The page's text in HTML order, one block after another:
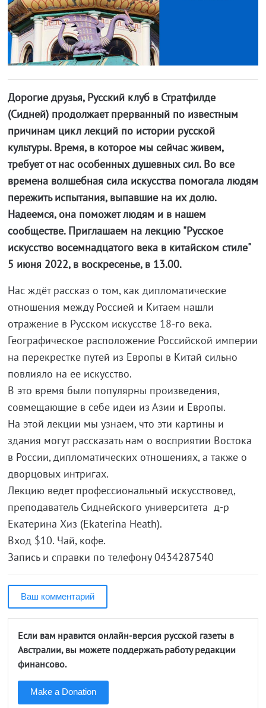
Дорогие друзья, Русский клуб в Стратфилде
(Сидней) продолжает прерванный по известным
причинам цикл лекций по истории русской
культуры. Время, в которое мы сейчас живем,
требует от нас особенных душевных сил. Во все
времена волшебная сила искусства помогала людям
пережить испытания, выпавшие на их долю.
Надеемся, она поможет людям и в нашем
сообществе. Приглашаем на лекцию "Русское
искусство восемнадцатого века в китайском стиле"
5 июня 2022, в воскресенье, в 13.00.
Нас ждёт рассказ о том, как дипломатические
отношения между Россией и Китаем нашли
отражение в Русском искусстве 18-го века.
Географическое расположение Российской империи
на перекрестке путей из Европы в Китай сильно
повлияло на ее искусство.
В это время были популярны произведения,
совмещающие в себе идеи из Азии и Европы.
На этой лекции мы узнаем, что эти картины и
здания могут рассказать нам о восприятии Востока
в России, дипломатических отношениях, а также о
дворцовых интригах.
Лекцию ведет профессиональный искусствовед,
преподаватель Сиднейского университета д-р
Екатерина Хиз (Ekaterina Heath).
Вход $10. Чай, кофе.
Запись и справки по телефону 0434287540
Ваш комментарий
Если вам нравится онлайн-версия русской газеты в
Австралии, вы можете поддержать работу редакции
финансово.
Make a Donation